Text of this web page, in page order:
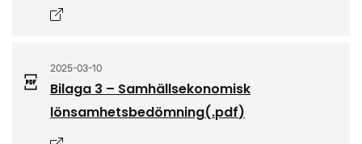
2025-03-10
Bilaga 3 – Samhällsekonomisk
lönsamhetsbedömning(.pdf)